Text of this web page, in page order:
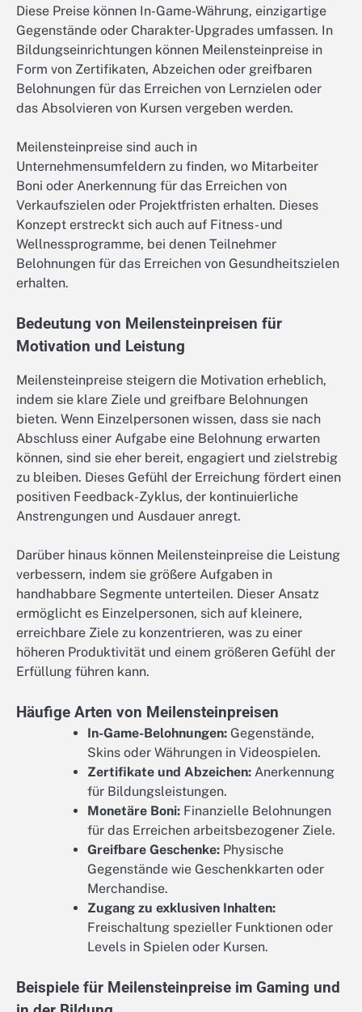
Diese Preise können In-Game-Währung, einzigartige
Gegenstände oder Charakter-Upgrades umfassen. In
Bildungseinrichtungen können Meilensteinpreise in
Form von Zertifikaten, Abzeichen oder greifbaren
Belohnungen für das Erreichen von Lernzielen oder
das Absolvieren von Kursen vergeben werden.
Meilensteinpreise sind auch in
Unternehmensumfeldern zu finden, wo Mitarbeiter
Boni oder Anerkennung für das Erreichen von
Verkaufszielen oder Projektfristen erhalten. Dieses
Konzept erstreckt sich auch auf Fitness- und
Wellnessprogramme, bei denen Teilnehmer
Belohnungen für das Erreichen von Gesundheitszielen
erhalten.
Bedeutung von Meilensteinpreisen für
Motivation und Leistung
Meilensteinpreise steigern die Motivation erheblich,
indem sie klare Ziele und greifbare Belohnungen
bieten. Wenn Einzelpersonen wissen, dass sie nach
Abschluss einer Aufgabe eine Belohnung erwarten
können, sind sie eher bereit, engagiert und zielstrebig
zu bleiben. Dieses Gefühl der Erreichung fördert einen
positiven Feedback-Zyklus, der kontinuierliche
Anstrengungen und Ausdauer anregt.
Darüber hinaus können Meilensteinpreise die Leistung
verbessern, indem sie größere Aufgaben in
handhabbare Segmente unterteilen. Dieser Ansatz
ermöglicht es Einzelpersonen, sich auf kleinere,
erreichbare Ziele zu konzentrieren, was zu einer
höheren Produktivität und einem größeren Gefühl der
Erfüllung führen kann.
Häufige Arten von Meilensteinpreisen
In-Game-Belohnungen: Gegenstände,
Skins oder Währungen in Videospielen.
Zertifikate und Abzeichen: Anerkennung
für Bildungsleistungen.
Monetäre Boni: Finanzielle Belohnungen
für das Erreichen arbeitsbezogener Ziele.
Greifbare Geschenke: Physische
Gegenstände wie Geschenkkarten oder
Merchandise.
Zugang zu exklusiven Inhalten:
Freischaltung spezieller Funktionen oder
Levels in Spielen oder Kursen.
Beispiele für Meilensteinpreise im Gaming und